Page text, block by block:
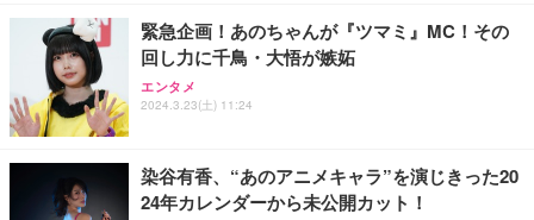
緊急企画！あのちゃんが『ツマミ』MC！その
回し力に千鳥・大悟が嫉妬
エンタメ
2024.3.23(土) 11:24
染谷有香、“あのアニメキャラ”を演じきった20
24年カレンダーから未公開カット！